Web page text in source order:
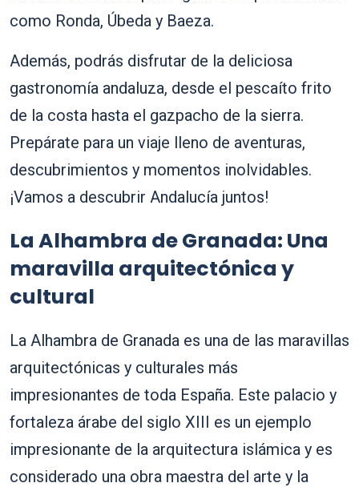
como Ronda, Úbeda y Baeza.
Además, podrás disfrutar de la deliciosa
gastronomía andaluza, desde el pescaíto frito
de la costa hasta el gazpacho de la sierra.
Prepárate para un viaje lleno de aventuras,
descubrimientos y momentos inolvidables.
¡Vamos a descubrir Andalucía juntos!
La Alhambra de Granada: Una
maravilla arquitectónica y
cultural
La Alhambra de Granada es una de las maravillas
arquitectónicas y culturales más
impresionantes de toda España. Este palacio y
fortaleza árabe del siglo XIII es un ejemplo
impresionante de la arquitectura islámica y es
considerado una obra maestra del arte y la